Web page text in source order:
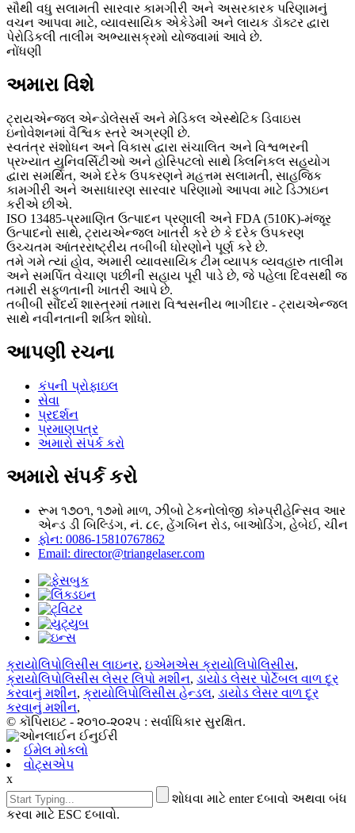
સૌથી વધુ સલામતી સારવાર કામગીરી અને અસરકારક પરિણામનું
વચન આપવા માટે, વ્યાવસાયિક એકેડેમી અને લાયક ડૉક્ટર દ્વારા
પેરોડિકલી તાલીમ અભ્યાસક્રમો યોજવામાં આવે છે.
નોંધણી
અમારા વિશે
ટ્રાયએન્જલ એન્ડોલેસર્સ અને મેડિકલ એસ્થેટિક ડિવાઇસ
ઇનોવેશનમાં વૈશ્વિક સ્તરે અગ્રણી છે.
સ્વતંત્ર સંશોધન અને વિકાસ દ્વારા સંચાલિત અને વિશ્વભરની
પ્રખ્યાત યુનિવર્સિટીઓ અને હોસ્પિટલો સાથે ક્લિનિકલ સહયોગ
દ્વારા સમર્થિત, અમે દરેક ઉપકરણને મહત્તમ સલામતી, સાહજિક
કામગીરી અને અસાધારણ સારવાર પરિણામો આપવા માટે ડિઝાઇન
કરીએ છીએ.
ISO 13485-પ્રમાણિત ઉત્પાદન પ્રણાલી અને FDA (510K)-મંજૂર
ઉત્પાદનો સાથે, ટ્રાયએન્જલ ખાતરી કરે છે કે દરેક ઉપકરણ
ઉચ્ચતમ આંતરરાષ્ટ્રીય તબીબી ધોરણોને પૂર્ણ કરે છે.
તમે ગમે ત્યાં હોવ, અમારી વ્યાવસાયિક ટીમ વ્યાપક વ્યવહારુ તાલીમ
અને સમર્પિત વેચાણ પછીની સહાય પૂરી પાડે છે, જે પહેલા દિવસથી જ
તમારી સફળતાની ખાતરી આપે છે.
તબીબી સૌંદર્ય શાસ્ત્રમાં તમારા વિશ્વસનીય ભાગીદાર - ટ્રાયએન્જલ
સાથે નવીનતાની શક્તિ શોધો.
આપણી રચના
કંપની પ્રોફાઇલ
સેવા
પ્રદર્શન
પ્રમાણપત્ર
અમારો સંપર્ક કરો
અમારો સંપર્ક કરો
રૂમ ૧૭૦૧, ૧૭મો માળ, ઝીબો ટેકનોલોજી કોમ્પ્રીહેન્સિવ આર
એન્ડ ડી બિલ્ડિંગ, નં. ૮૯, હેંગબિન રોડ, બાઓડિંગ, હેબેઈ, ચીન
ફોન: 0086-15810767862
Email: director@triangelaser.com
ક્રાયોલિપોલિસીસ લાઇનર, ઇએમએસ ક્રાયોલિપોલિસીસ,
ક્રાયોલિપોલિસીસ લેસર લિપો મશીન, ડાયોડ લેસર પોર્ટેબલ વાળ દૂર
કરવાનું મશીન, ક્રાયોલિપોલિસીસ હેન્ડલ, ડાયોડ લેસર વાળ દૂર
કરવાનું મશીન,
© કૉપિરાઇટ - ૨૦૧૦-૨૦૨૫ : સર્વાધિકાર સુરક્ષિત.
ઈમેલ મોકલો
વોટ્સએપ
x
શોધવા માટે enter દબાવો અથવા બંધ
કરવા માટે ESC દબાવો.